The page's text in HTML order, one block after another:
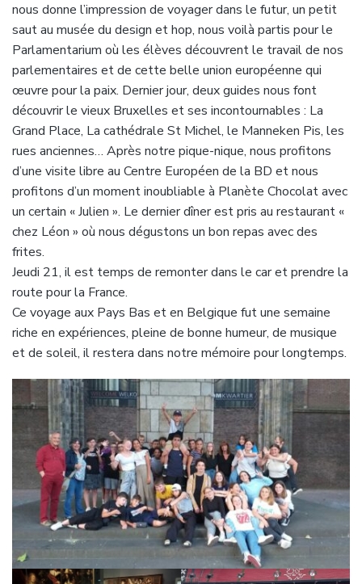
nous donne l’impression de voyager dans le futur, un petit
saut au musée du design et hop, nous voilà partis pour le
Parlamentarium où les élèves découvrent le travail de nos
parlementaires et de cette belle union européenne qui
œuvre pour la paix. Dernier jour, deux guides nous font
découvrir le vieux Bruxelles et ses incontournables : La
Grand Place, La cathédrale St Michel, le Manneken Pis, les
rues anciennes… Après notre pique-nique, nous profitons
d’une visite libre au Centre Européen de la BD et nous
profitons d’un moment inoubliable à Planète Chocolat avec
un certain « Julien ». Le dernier dîner est pris au restaurant «
chez Léon » où nous dégustons un bon repas avec des
frites.
Jeudi 21, il est temps de remonter dans le car et prendre la
route pour la France.
Ce voyage aux Pays Bas et en Belgique fut une semaine
riche en expériences, pleine de bonne humeur, de musique
et de soleil, il restera dans notre mémoire pour longtemps.